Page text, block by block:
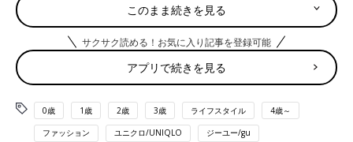
使えそうなデザインのアイテムも豊富に揃っているので、職場で
も着られて助かります。
しかしママの味方ゆえ、他の人とかぶる確率が高いのは否めない
のが実際のところ。そこでプチプラアイテムをワンランク上アイ
トレンドアイテムを詰め込まない
このまま続きを見る
サクサク読める！お気に入り記事を登録可能
アプリで続きを見る
0歳 1歳 2歳 3歳 ライフスタイル 4歳～
ファッション ユニクロ/UNIQLO ジーユー/gu